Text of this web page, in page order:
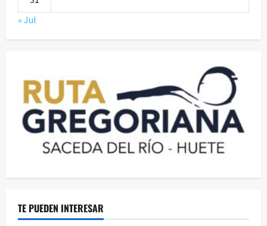
« Jul
TE PUEDEN INTERESAR